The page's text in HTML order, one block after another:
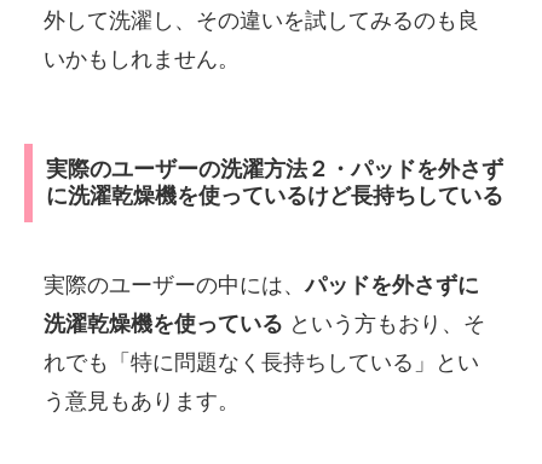
外して洗濯し、その違いを試してみるのも良
いかもしれません。
実際のユーザーの洗濯方法２・パッドを外さず
に洗濯乾燥機を使っているけど長持ちしている
実際のユーザーの中には、パッドを外さずに
洗濯乾燥機を使っている という方もおり、そ
れでも「特に問題なく長持ちしている」とい
う意見もあります。